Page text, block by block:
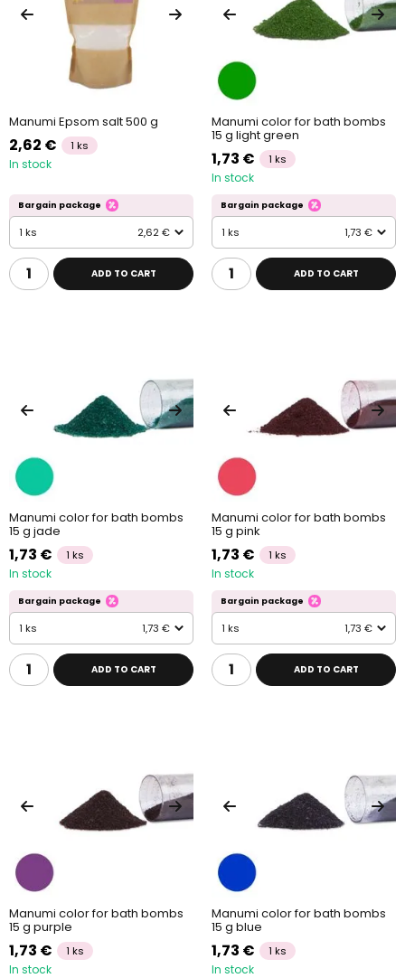
Manumi Epsom salt 500 g
2,62 € 1 ks
In stock
Bargain package
1 ks 2,62 €
ADD TO CART
Manumi color for bath bombs
15 g light green
1,73 € 1 ks
In stock
Bargain package
1 ks 1,73 €
ADD TO CART
Manumi color for bath bombs
15 g jade
1,73 € 1 ks
In stock
Bargain package
1 ks 1,73 €
ADD TO CART
Manumi color for bath bombs
15 g pink
1,73 € 1 ks
In stock
Bargain package
1 ks 1,73 €
ADD TO CART
Manumi color for bath bombs
15 g purple
1,73 € 1 ks
In stock
Manumi color for bath bombs
15 g blue
1,73 € 1 ks
In stock